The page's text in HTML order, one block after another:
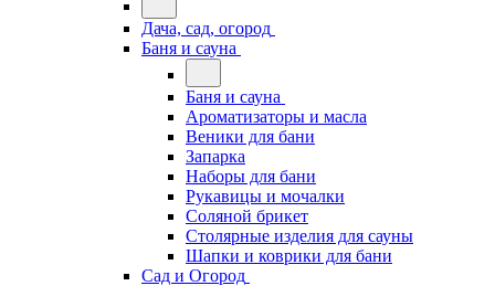
Дача, сад, огород
Баня и сауна
Баня и сауна
Ароматизаторы и масла
Веники для бани
Запарка
Наборы для бани
Рукавицы и мочалки
Соляной брикет
Столярные изделия для сауны
Шапки и коврики для бани
Сад и Огород